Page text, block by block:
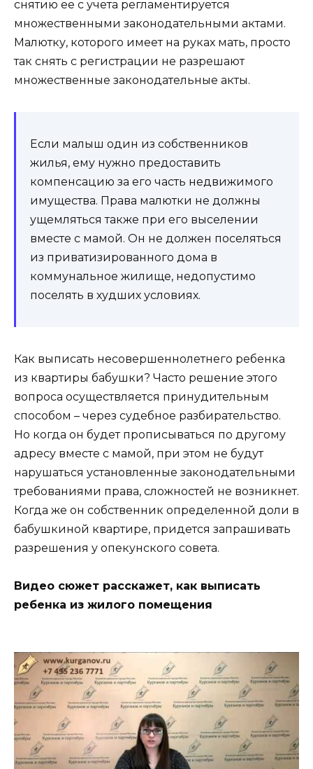
снятию ее с учета регламентируется
множественными законодательными актами.
Малютку, которого имеет на руках мать, просто
так снять с регистрации не разрешают
множественные законодательные акты.
Если малыш один из собственников
жилья, ему нужно предоставить
компенсацию за его часть недвижимого
имущества. Права малютки не должны
ущемляться также при его выселении
вместе с мамой. Он не должен поселяться
из приватизированного дома в
коммунальное жилище, недопустимо
поселять в худших условиях.
Как выписать несовершеннолетнего ребенка
из квартиры бабушки? Часто решение этого
вопроса осуществляется принудительным
способом – через судебное разбирательство.
Но когда он будет прописываться по другому
адресу вместе с мамой, при этом не будут
нарушаться установленные законодательными
требованиями права, сложностей не возникнет.
Когда же он собственник определенной доли в
бабушкиной квартире, придется запрашивать
разрешения у опекунского совета.
Видео сюжет расскажет, как выписать
ребенка из жилого помещения